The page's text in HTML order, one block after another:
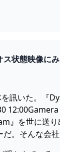
状態映像に
訊いた。『
』を世に送
。そんな会社